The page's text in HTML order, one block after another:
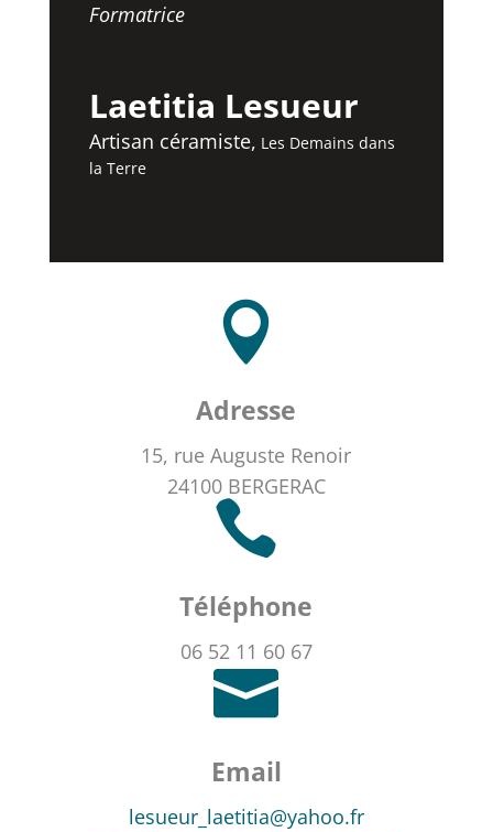
Formatrice
Laetitia Lesueur
Artisan céramiste, Les Demains dans
la Terre

Adresse
15, rue Auguste Renoir
24100 BERGERAC

Téléphone
06 52 11 60 67

Email
lesueur_laetitia@yahoo.fr